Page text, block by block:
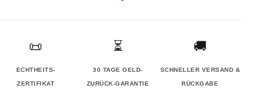
📜
ECHTHEITS-
ZERTIFIKAT
⏳
30 TAGE GELD-
ZURÜCK-GARANTIE
🚚
SCHNELLER VERSAND &
RÜCKGABE